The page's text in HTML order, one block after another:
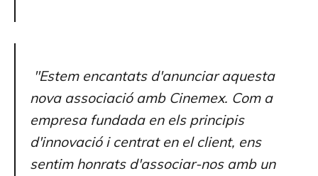
"Estem encantats d'anunciar aquesta
nova associació amb Cinemex. Com a
empresa fundada en els principis
d'innovació i centrat en el client, ens
sentim honrats d'associar-nos amb un